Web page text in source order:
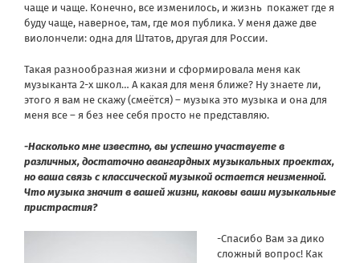
чаще и чаще. Конечно, все изменилось, и жизнь покажет где я
буду чаще, наверное, там, где моя публика. У меня даже две
виолончели: одна для Штатов, другая для России.
Такая разнообразная жизни и сформировала меня как
музыканта 2-х школ… А какая для меня ближе? Ну знаете ли,
этого я вам не скажу (смеётся) – музыка это музыка и она для
меня все – я без нее себя просто не представляю.
-Насколько мне известно, вы успешно участвуете в
различных, достаточно авангардных музыкальных проектах,
но ваша связь с классической музыкой остается неизменной.
Что музыка значит в вашей жизни, каковы ваши музыкальные
пристрастия?
-Спасибо Вам за дико
сложный вопрос! Как